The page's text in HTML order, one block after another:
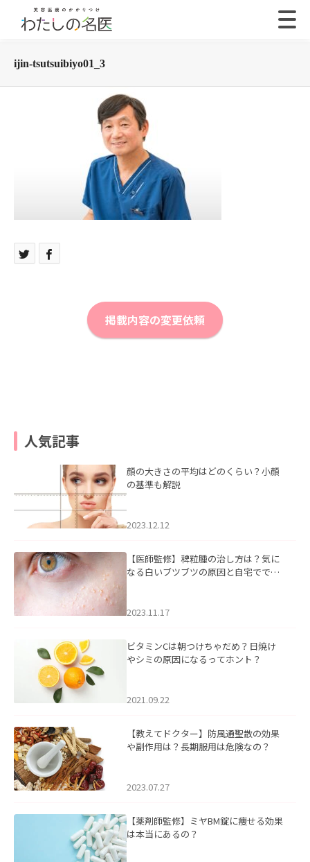
ijin-tsutsuibiyo01_3
掲載内容の変更依頼
人気記事
顔の大きさの平均はどのくらい？小顔
の基準も解説
2023.12.12
【医師監修】稗粒腫の治し方は？気に
なる白いブツブツの原因と自宅ででき
2023.11.17
ビタミンCは朝つけちゃだめ？日焼け
やシミの原因になるってホント？
2021.09.22
【教えてドクター】防風通聖散の効果
や副作用は？長期服用は危険なの？
2023.07.27
【薬剤師監修】ミヤBM錠に痩せる効果
は本当にあるの？